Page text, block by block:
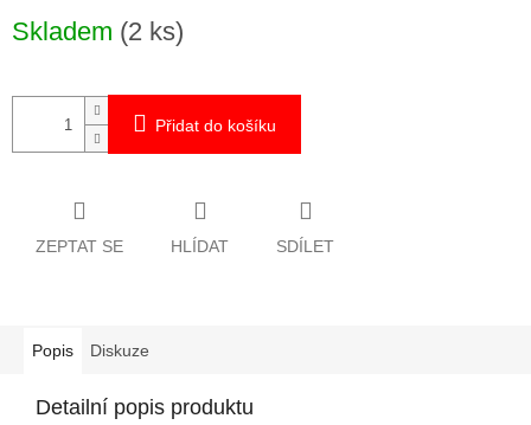
cena:
Skladem (2 ks)
Přidat do košíku
ZEPTAT SE HLÍDAT SDÍLET
Popis Diskuze
Detailní popis produktu